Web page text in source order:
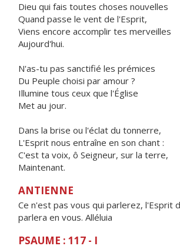
Dieu qui fais toutes choses nouvelles
Quand passe le vent de l'Esprit,
Viens encore accomplir tes merveilles
Aujourd'hui.
N'as-tu pas sanctifié les prémices
Du Peuple choisi par amour ?
Illumine tous ceux que l'Église
Met au jour.
Dans la brise ou l'éclat du tonnerre,
L'Esprit nous entraîne en son chant :
C'est ta voix, ô Seigneur, sur la terre,
Maintenant.
ANTIENNE
Ce n'est pas vous qui parlerez, l'Esprit
parlera en vous. Alléluia
PSAUME : 117 - I